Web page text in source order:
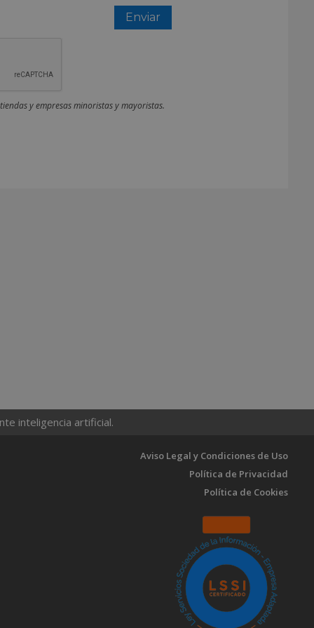
y empresas minoristas y mayoristas.
inteligencia artificial.
Aviso Legal y Condiciones de Uso
Política de Privacidad
Política de Cookies